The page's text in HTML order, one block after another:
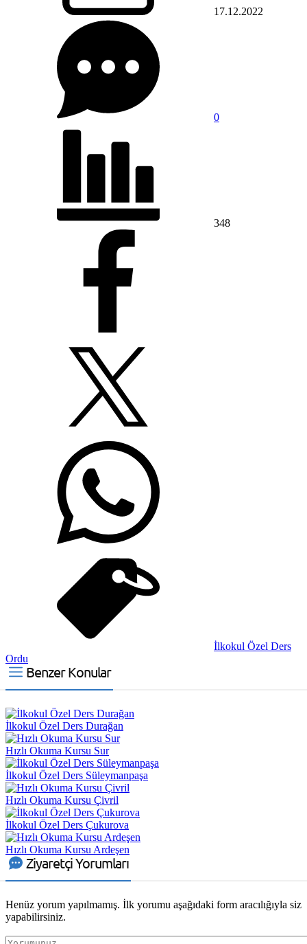
17.12.2022
0
348
İlkokul Özel Ders
Ordu
Benzer Konular
İlkokul Özel Ders Durağan
Hızlı Okuma Kursu Sur
İlkokul Özel Ders Süleymanpaşa
Hızlı Okuma Kursu Çivril
İlkokul Özel Ders Çukurova
Hızlı Okuma Kursu Ardeşen
Ziyaretçi Yorumları
Henüz yorum yapılmamış. İlk yorumu aşağıdaki form aracılığıyla siz
yapabilirsiniz.